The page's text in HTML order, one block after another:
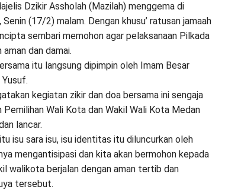
Dzikir Assholah (Mazilah) menggema di
(17/2) malam. Dengan khusu’ ratusan jamaah
sembari memohon agar pelaksanaan Pilkada
dan damai.
itu langsung dipimpin oleh Imam Besar
kegiatan zikir dan doa bersama ini sengaja
Wali Kota dan Wakil Wali Kota Medan
lancar.
isu sara isu, isu identitas itu diluncurkan oleh
mengantisipasi dan kita akan bermohon kepada
walikota berjalan dengan aman tertib dan
tersebut.